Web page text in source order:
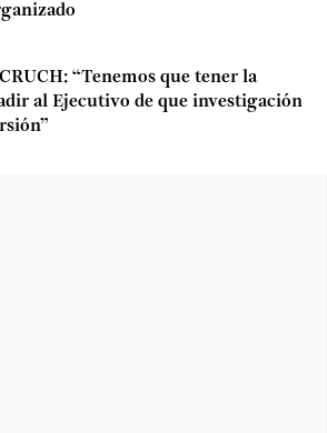
“Tenemos que tener la
al Ejecutivo de que investigación